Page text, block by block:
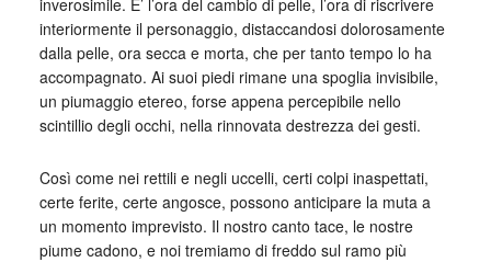
inverosimile. E’ l’ora del cambio di pelle, l’ora di riscrivere
interiormente il personaggio, distaccandosi dolorosamente
dalla pelle, ora secca e morta, che per tanto tempo lo ha
accompagnato. Ai suoi piedi rimane una spoglia invisibile,
un piumaggio etereo, forse appena percepibile nello
scintillio degli occhi, nella rinnovata destrezza dei gesti.
Così come nei rettili e negli uccelli, certi colpi inaspettati,
certe ferite, certe angosce, possono anticipare la muta a
un momento imprevisto. Il nostro canto tace, le nostre
piume cadono, e noi tremiamo di freddo sul ramo più